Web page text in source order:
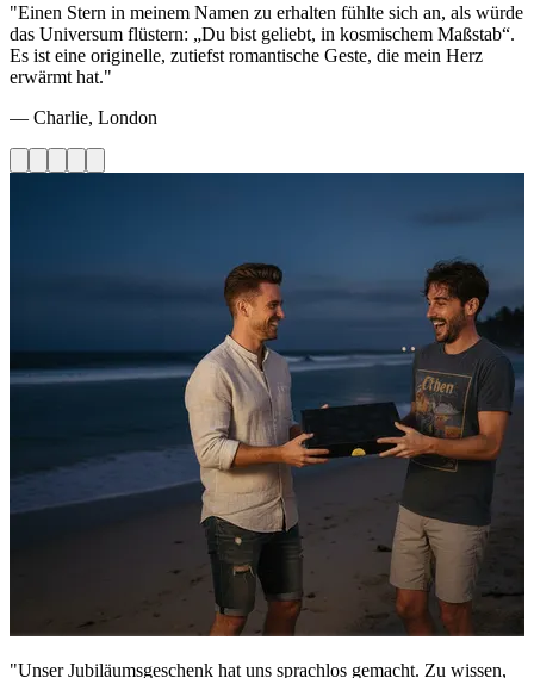
"Einen Stern in meinem Namen zu erhalten fühlte sich an, als würde
das Universum flüstern: „Du bist geliebt, in kosmischem Maßstab“.
Es ist eine originelle, zutiefst romantische Geste, die mein Herz
erwärmt hat."
— Charlie, London
"Unser Jubiläumsgeschenk hat uns sprachlos gemacht. Zu wissen,